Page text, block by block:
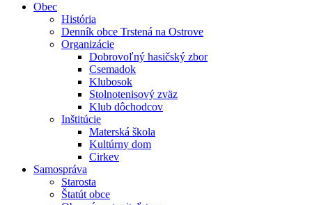
Obec
História
Denník obce Trstená na Ostrove
Organizácie
Dobrovoľný hasičský zbor
Csemadok
Klubosok
Stolnotenisový zväz
Klub dôchodcov
Inštitúcie
Materská škola
Kultúrny dom
Cirkev
Samospráva
Starosta
Štatút obce